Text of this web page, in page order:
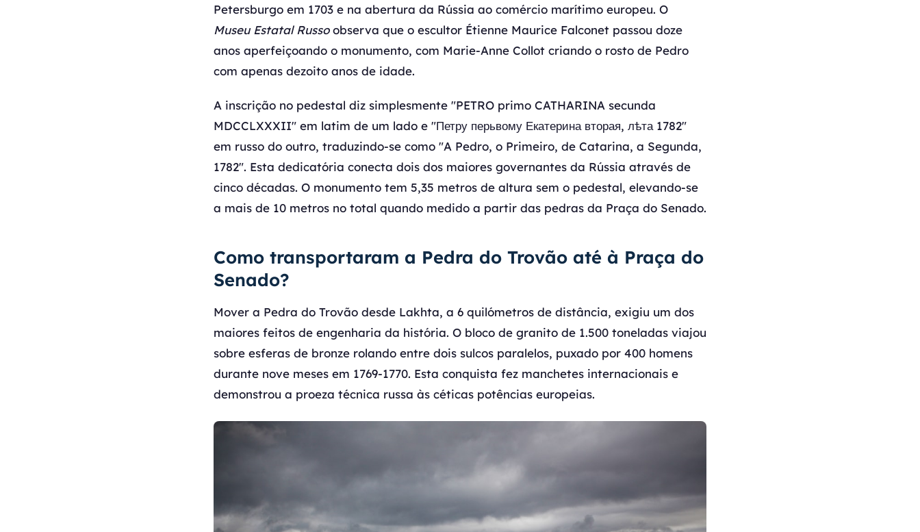
Petersburgo em 1703 e na abertura da Rússia ao comércio marítimo europeu. O
Museu Estatal Russoobserva que o escultor Étienne Maurice Falconet passou doze
anos aperfeiçoando o monumento, com Marie-Anne Collot criando o rosto de Pedro
com apenas dezoito anos de idade.
A inscrição no pedestal diz simplesmente "PETRO primo CATHARINA secunda
MDCCLXXXII" em latim de um lado e "Петру перьвому Екатерина вторая, лѣта 1782"
em russo do outro, traduzindo-se como "A Pedro, o Primeiro, de Catarina, a Segunda,
1782". Esta dedicatória conecta dois dos maiores governantes da Rússia através de
cinco décadas. O monumento tem 5,35 metros de altura sem o pedestal, elevando-se
a mais de 10 metros no total quando medido a partir das pedras da Praça do Senado.
Como transportaram a Pedra do Trovão até à Praça do
Senado?
Mover a Pedra do Trovão desde Lakhta, a 6 quilómetros de distância, exigiu um dos
maiores feitos de engenharia da história. O bloco de granito de 1.500 toneladas viajou
sobre esferas de bronze rolando entre dois sulcos paralelos, puxado por 400 homens
durante nove meses em 1769-1770. Esta conquista fez manchetes internacionais e
demonstrou a proeza técnica russa às céticas potências europeias.